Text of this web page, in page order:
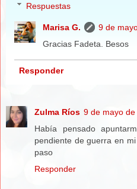
Respuestas
Marisa G.
9 de
Gracias Fadeta. Besos
Responder
Zulma Ríos 9 de mayo
Había pensado
pendiente de guerra en
paso
Responder